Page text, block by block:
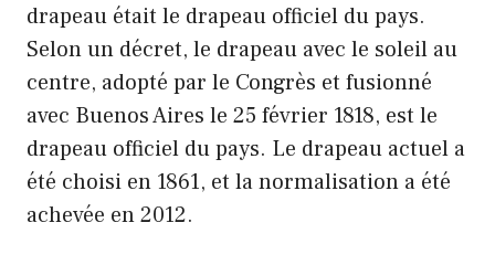
drapeau était le drapeau officiel du pays.
Selon un décret, le drapeau avec le soleil au
centre, adopté par le Congrès et fusionné
avec Buenos Aires le 25 février 1818, est le
drapeau officiel du pays. Le drapeau actuel a
été choisi en 1861, et la normalisation a été
achevée en 2012.